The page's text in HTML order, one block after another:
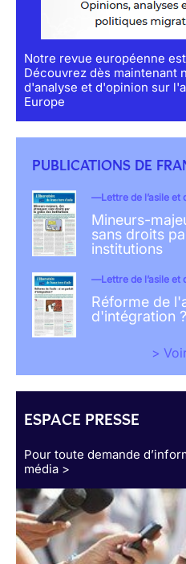
Notre revue européenne
Découvrez dès maintenant
d'analyse et d'opinion sur
Europe
PUBLICATIONS DE
Lettre de l’asile et
Mineurs-
sans droits
institutions
Lettre de l’asile et
Réforme de
d'intégration ?
>
ESPACE PRESSE
Pour toute demande
média >